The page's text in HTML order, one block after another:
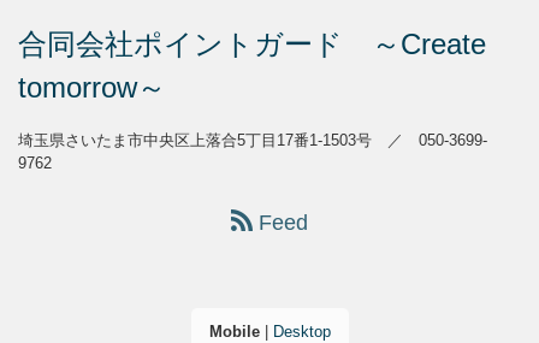
合同会社ポイントガード ～Create
tomorrow～
埼玉県さいたま市中央区上落合5丁目17番1-1503号 ／ 050-3699-
9762
Feed
Mobile| Desktop